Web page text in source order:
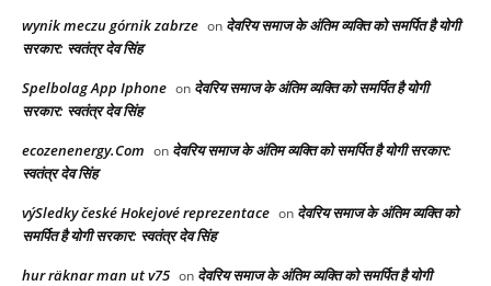
wynik meczu górnik zabrze on देवरिय समाज के अंतिम व्यक्ति को समर्पित है योगी
सरकार: स्वतंत्र देव सिंह
Spelbolag App Iphone on देवरिय समाज के अंतिम व्यक्ति को समर्पित है योगी
सरकार: स्वतंत्र देव सिंह
ecozenenergy.Com on देवरिय समाज के अंतिम व्यक्ति को समर्पित है योगी सरकार:
स्वतंत्र देव सिंह
výSledky české Hokejové reprezentace on देवरिय समाज के अंतिम व्यक्ति को
समर्पित है योगी सरकार: स्वतंत्र देव सिंह
hur räknar man ut v75 on देवरिय समाज के अंतिम व्यक्ति को समर्पित है योगी